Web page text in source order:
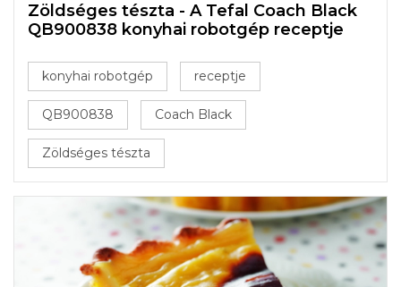
Zöldséges tészta - A Tefal Coach Black
QB900838 konyhai robotgép receptje
konyhai robotgép receptje
QB900838 Coach Black
Zöldséges tészta